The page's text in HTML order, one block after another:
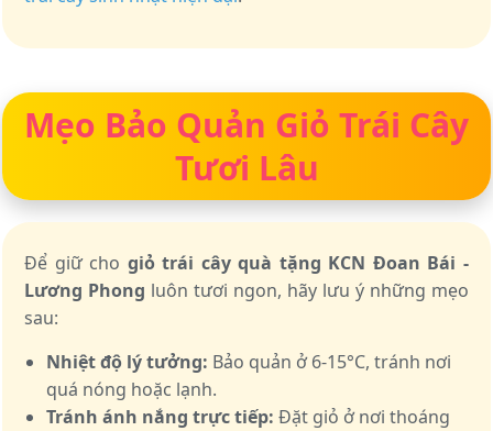
Mẹo Bảo Quản Giỏ Trái Cây
Tươi Lâu
Để giữ cho giỏ trái cây quà tặng KCN Đoan Bái -
Lương Phong luôn tươi ngon, hãy lưu ý những mẹo
sau:
Nhiệt độ lý tưởng: Bảo quản ở 6-15°C, tránh nơi
quá nóng hoặc lạnh.
Tránh ánh nắng trực tiếp: Đặt giỏ ở nơi thoáng